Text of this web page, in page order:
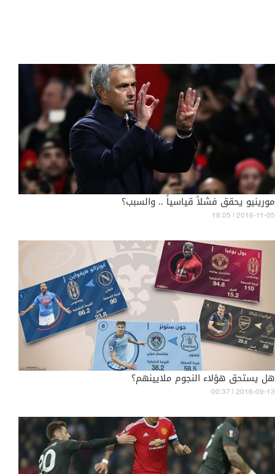
مورينيو يحقق فشلاً قياسياً .. والسبب؟
18:05 | 2016-11-05
هل يستحق هؤلاء النجوم ملايينهم؟
00:37 | 2016-09-13